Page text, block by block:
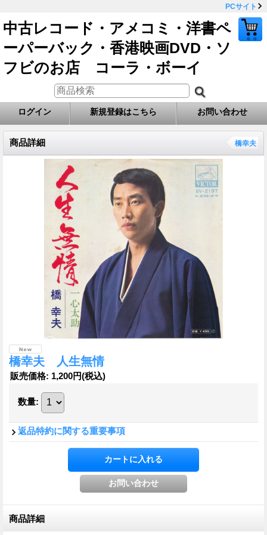
PCサイト
中古レコード・アメコミ・洋書ペ
ーパーバック・香港映画DVD・ソ
フビのお店 コーラ・ボーイ
ログイン 新規登録はこちら お問い合わせ
商品詳細 橋幸夫
橋幸夫 人生無情
販売価格: 1,200円(税込)
数量:
返品特約に関する重要事項
商品詳細